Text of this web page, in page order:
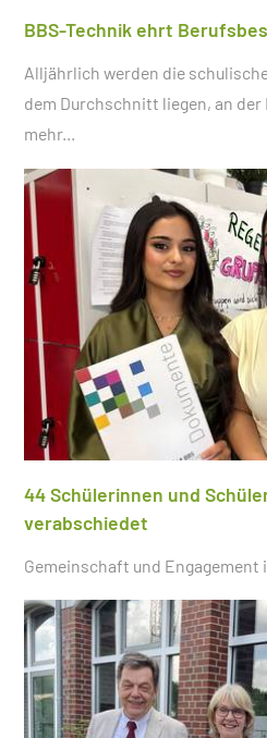
BBS-Technik ehrt
Alljährlich werden die
dem Durchschnitt liegen, an
mehr...
44 Schülerinnen und
verabschiedet
Gemeinschaft und Engagement